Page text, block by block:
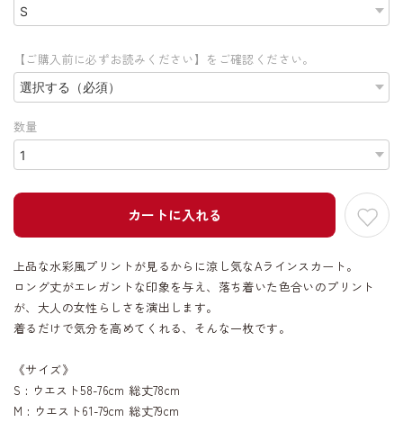
【ご購入前に必ずお読みください】をご確認ください。
数量
カートに入れる
上品な水彩風プリントが見るからに涼し気なAラインスカート。
ロング丈がエレガントな印象を与え、落ち着いた色合いのプリント
が、大人の女性らしさを演出します。
着るだけで気分を高めてくれる、そんな一枚です。
《サイズ》
S : ウエスト58-76cm 総丈78cm
M : ウエスト61-79cm 総丈79cm